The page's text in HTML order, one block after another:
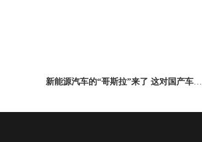
新能源汽车的“哥斯拉”来了 这对国产车企